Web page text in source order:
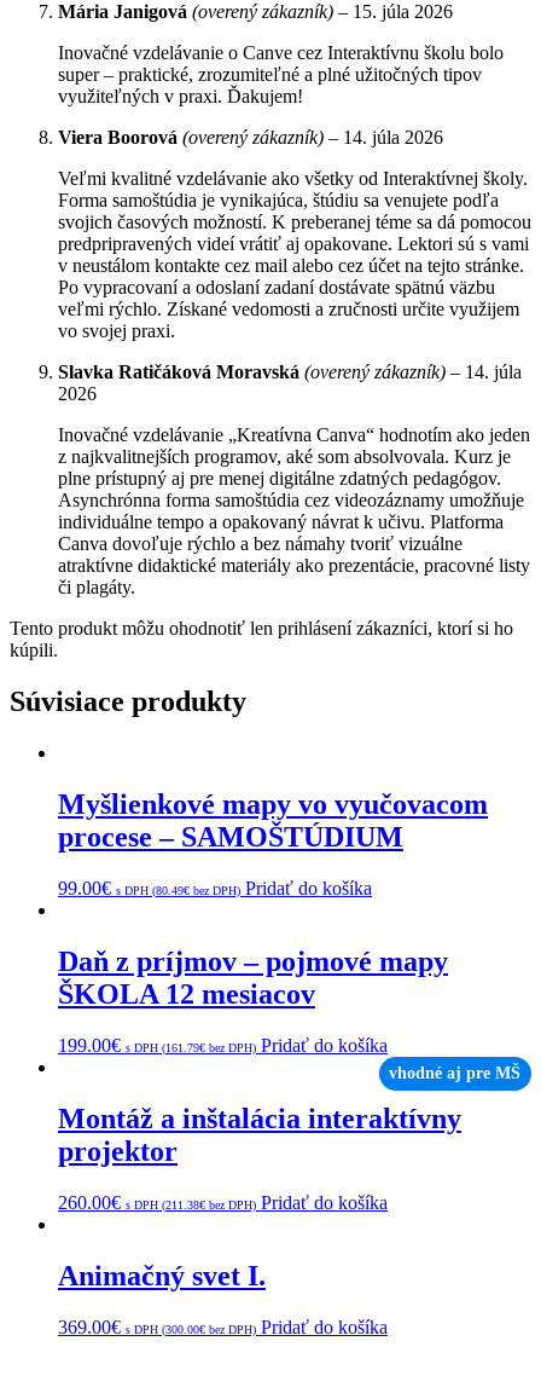
Mária Janigová (overený zákazník) – 15. júla 2026
Inovačné vzdelávanie o Canve cez Interaktívnu školu bolo
super – praktické, zrozumiteľné a plné užitočných tipov
využiteľných v praxi. Ďakujem!
Viera Boorová (overený zákazník) – 14. júla 2026
Veľmi kvalitné vzdelávanie ako všetky od Interaktívnej školy.
Forma samoštúdia je vynikajúca, štúdiu sa venujete podľa
svojich časových možností. K preberanej téme sa dá pomocou
predpripravených videí vrátiť aj opakovane. Lektori sú s vami
v neustálom kontakte cez mail alebo cez účet na tejto stránke.
Po vypracovaní a odoslaní zadaní dostávate spätnú väzbu
veľmi rýchlo. Získané vedomosti a zručnosti určite využijem
vo svojej praxi.
Slavka Ratičáková Moravská (overený zákazník) – 14. júla
2026
Inovačné vzdelávanie „Kreatívna Canva“ hodnotím ako jeden
z najkvalitnejších programov, aké som absolvovala. Kurz je
plne prístupný aj pre menej digitálne zdatných pedagógov.
Asynchrónna forma samoštúdia cez videozáznamy umožňuje
individuálne tempo a opakovaný návrat k učivu. Platforma
Canva dovoľuje rýchlo a bez námahy tvoriť vizuálne
atraktívne didaktické materiály ako prezentácie, pracovné listy
či plagáty.
Tento produkt môžu ohodnotiť len prihlásení zákazníci, ktorí si ho
kúpili.
Súvisiace produkty
Myšlienkové mapy vo vyučovacom
procese – SAMOŠTÚDIUM
99.00€ s DPH (80.49€ bez DPH) Pridať do košíka
Daň z príjmov – pojmové mapy
ŠKOLA 12 mesiacov
199.00€ s DPH (161.79€ bez DPH) Pridať do košíka
vhodné aj pre MŠ
Montáž a inštalácia interaktívny
projektor
260.00€ s DPH (211.38€ bez DPH) Pridať do košíka
Animačný svet I.
369.00€ s DPH (300.00€ bez DPH) Pridať do košíka